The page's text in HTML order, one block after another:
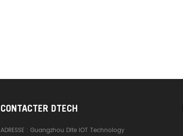
CONTACTER DTECH
ADRESSE :Guangzhou Dite IOT Technology